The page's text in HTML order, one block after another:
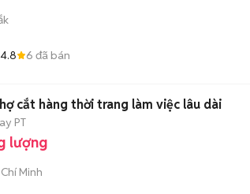
4.8 6 đã bán
cắt hàng thời trang làm việc lâu dài
PT
lượng
Minh